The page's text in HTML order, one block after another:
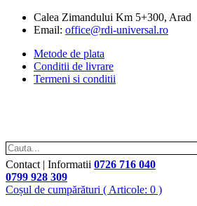
Calea Zimandului Km 5+300, Arad
Email: office@rdi-universal.ro
Metode de plata
Conditii de livrare
Termeni si conditii
Contact | Informatii 0726 716 040
0799 928 309
Coșul de cumpărături ( Articole: 0 )